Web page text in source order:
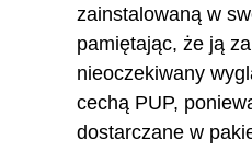
zainstalowaną w
pamiętając, że ją
nieoczekiwany
cechą PUP,
dostarczane w